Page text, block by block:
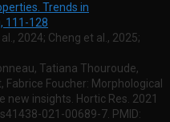
Trends in
111-128
2024; Cheng et al., 2025;
Tatiana Thouroude,
Foucher: Morphological
insights. Hortic Res. 2021
021-00689-7. PMID: